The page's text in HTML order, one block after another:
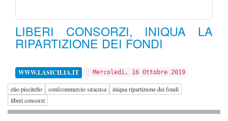
LIBERI CONSORZI, INIQUA LA
RIPARTIZIONE DEI FONDI
WWW.LASICILIA.IT Mercoledì, 16 Ottobre 2019
elio piscitello confcommercio siracusa
iniqua ripartizione dei fondi
liberi consorzi